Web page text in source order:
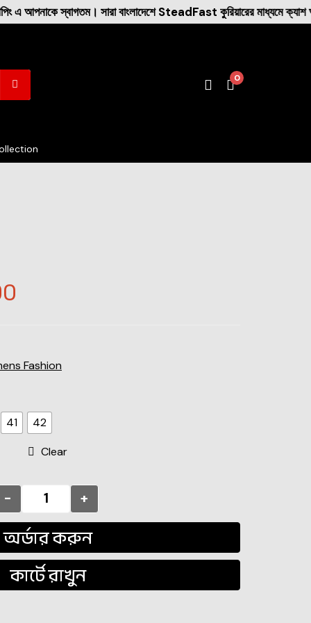
সারা বাংলাদেশে SteadFast কুরিয়ারের মাধ্যমে ক্যাশ অন ডেলিভারি
0
Fashion
41
42
Clear
- +
অর্ডার করুন
কার্টে রাখুন